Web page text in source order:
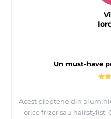
Un must-have
Acest pieptene din
orice frizer sau hairstylist.